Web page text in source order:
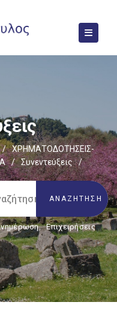
/
ΧΡΗΜΑΤΟΔΟΤΗΣΕΙΣ-
/ Συνεντεύξεις /
, Επιχειρήσεις